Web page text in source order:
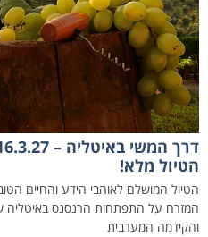
הטיול מלא!
הטיול המושלם לאוהבי הידע והחיים
המזרח על התפתחות הרנסנס
והקידמה המערבית